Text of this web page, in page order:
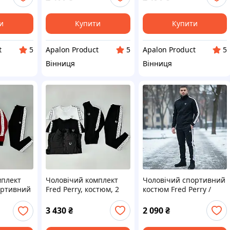
осінь,
5
Туреччина
Купити
Apalon Product
5
Вінниця
Купити
Apalon Product
5
Вінниця
Чоловічий комплект
Fred Perry, костюм, 2
футболки та жилетка,
чорно-білий, S–XXL,
Туреччина
3 430₴
Чоловічий спортивний
костюм Fred Perry /
вишивка, розміри S–
XXL, Туреччина
2 090 ₴